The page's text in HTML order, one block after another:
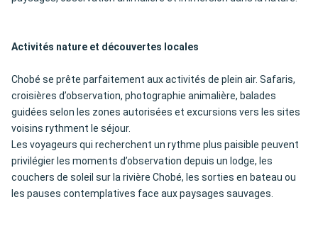
Activités nature et découvertes locales
Chobé se prête parfaitement aux activités de plein air. Safaris,
croisières d’observation, photographie animalière, balades
guidées selon les zones autorisées et excursions vers les sites
voisins rythment le séjour.
Les voyageurs qui recherchent un rythme plus paisible peuvent
privilégier les moments d’observation depuis un lodge, les
couchers de soleil sur la rivière Chobé, les sorties en bateau ou
les pauses contemplatives face aux paysages sauvages.